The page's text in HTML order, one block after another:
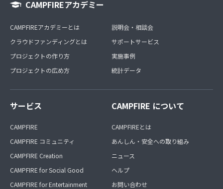
CAMPFIREアカデミー
CAMPFIREアカデミーとは
クラウドファンディングとは
プロジェクトの作り方
プロジェクトの広め方
説明会・相談会
サポートサービス
実施事例
統計データ
サービス
CAMPFIRE
CAMPFIRE コミュニティ
CAMPFIRE Creation
CAMPFIRE for Social Good
CAMPFIRE for Entertainment
CAMPFIRE について
CAMPFIREとは
あんしん・安全への取り組み
ニュース
ヘルプ
お問い合わせ